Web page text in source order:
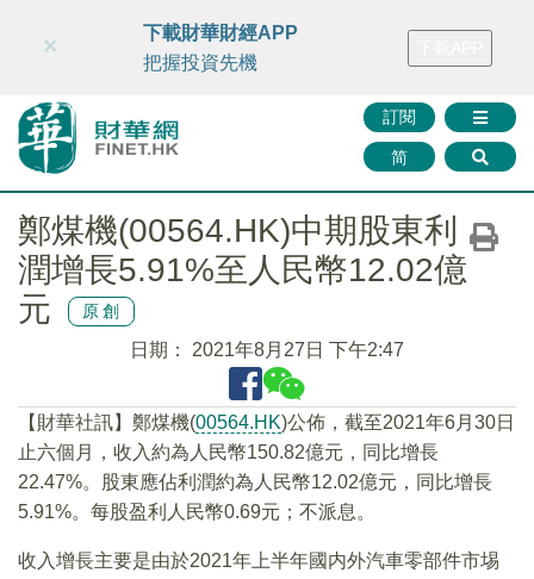
財華智庫網 FINTV FINMETA 財華證券 媒體矩陣
訂閱
简
×
下載財華財經APP
把握投資先機
鄭煤機(00564.HK)中期股東利
潤增長5.91%至人民幣12.02億
元
原創
日期： 2021年8月27日 下午2:47
【財華社訊】鄭煤機(00564.HK)公佈，截至2021年6月30日
止六個月，收入約為人民幣150.82億元，同比增長
22.47%。股東應佔利潤約為人民幣12.02億元，同比增長
5.91%。每股盈利人民幣0.69元；不派息。
收入增長主要是由於2021年上半年國内外汽車零部件市埸